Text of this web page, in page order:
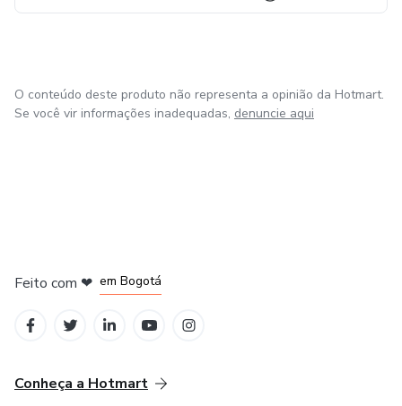
O conteúdo deste produto não representa a opinião da Hotmart.
Se você vir informações inadequadas, denuncie aqui
Feito com ❤ em Bogotá
Conheça a Hotmart